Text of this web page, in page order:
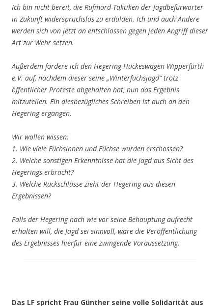
Ich bin nicht bereit, die Rufmord-Taktiken der Jagdbefürworter
in Zukunft widerspruchslos zu erdulden. Ich und auch Andere
werden sich von jetzt an entschlossen gegen jeden Angriff dieser
Art zur Wehr setzen.
Außerdem fordere ich den Hegering Hückeswagen-Wipperfürth
e.V. auf, nachdem dieser seine „Winterfuchsjagd“ trotz
öffentlicher Proteste abgehalten hat, nun das Ergebnis
mitzuteilen. Ein diesbezügliches Schreiben ist auch an den
Hegering ergangen.
Wir wollen wissen:
1. Wie viele Füchsinnen und Füchse wurden erschossen?
2. Welche sonstigen Erkenntnisse hat die Jagd aus Sicht des
Hegerings erbracht?
3. Welche Rückschlüsse zieht der Hegering aus diesen
Ergebnissen?
Falls der Hegering nach wie vor seine Behauptung aufrecht
erhalten will, die Jagd sei sinnvoll, wäre die Veröffentlichung
des Ergebnisses hierfür eine zwingende Voraussetzung.
Das LF spricht Frau Günther seine volle Solidarität aus